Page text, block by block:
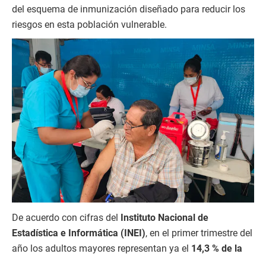
del esquema de inmunización diseñado para reducir los
riesgos en esta población vulnerable.
De acuerdo con cifras del Instituto Nacional de
Estadística e Informática (INEI), en el primer trimestre del
año los adultos mayores representan ya el 14,3 % de la